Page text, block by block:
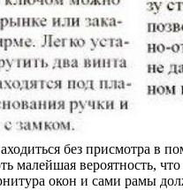
без присмотра в
малейшая вероятность,
окон и сами рамы